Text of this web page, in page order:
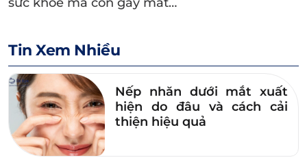
2.3. Lấy nha đam và đá bọt
Nha đam và đá bọt khi kết hợp với nhau có
thể hỗ trợ loại bỏ đi sắc tố đen trên vùng chân
mày. Chưa kể đá bọt được tạo ra từ dung
Tin Xem Nhiều
Nếp nhăn dưới mắt xuất
hiện do đâu và cách cải
thiện hiệu quả